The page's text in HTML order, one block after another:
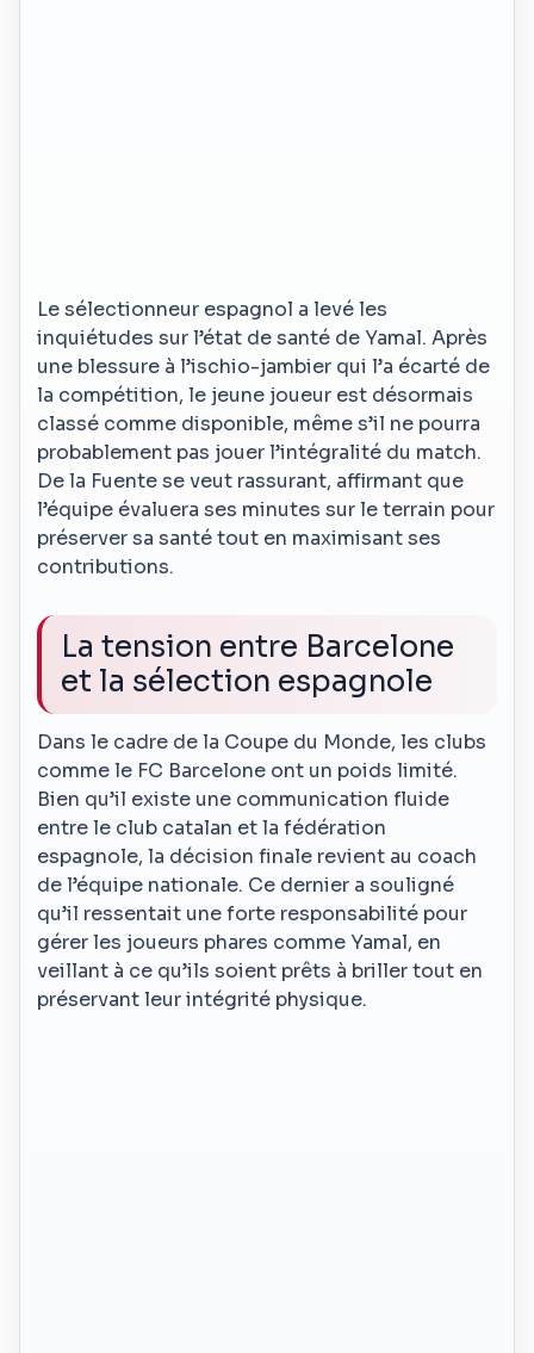
Le sélectionneur espagnol a levé les
inquiétudes sur l’état de santé de Yamal. Après
une blessure à l’ischio-jambier qui l’a écarté de
la compétition, le jeune joueur est désormais
classé comme disponible, même s’il ne pourra
probablement pas jouer l’intégralité du match.
De la Fuente se veut rassurant, affirmant que
l’équipe évaluera ses minutes sur le terrain pour
préserver sa santé tout en maximisant ses
contributions.
La tension entre Barcelone
et la sélection espagnole
Dans le cadre de la Coupe du Monde, les clubs
comme le FC Barcelone ont un poids limité.
Bien qu’il existe une communication fluide
entre le club catalan et la fédération
espagnole, la décision finale revient au coach
de l’équipe nationale. Ce dernier a souligné
qu’il ressentait une forte responsabilité pour
gérer les joueurs phares comme Yamal, en
veillant à ce qu’ils soient prêts à briller tout en
préservant leur intégrité physique.